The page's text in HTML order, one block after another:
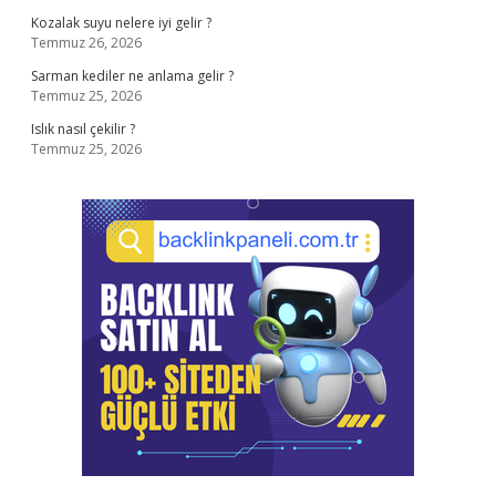
Kozalak suyu nelere iyi gelir ?
Temmuz 26, 2026
Sarman kediler ne anlama gelir ?
Temmuz 25, 2026
Islık nasıl çekilir ?
Temmuz 25, 2026